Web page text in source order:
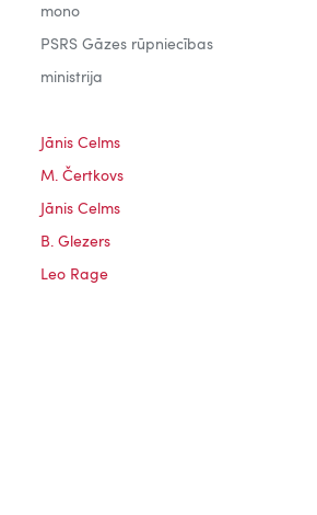
mono
PSRS Gāzes rūpniecības
ministrija
Jānis Celms
M. Čertkovs
Jānis Celms
B. Glezers
Leo Rage